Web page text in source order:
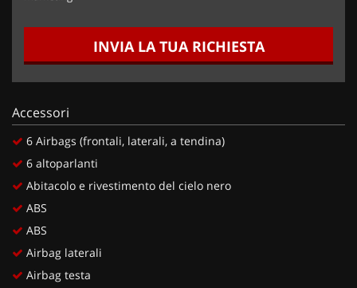
INVIA LA TUA RICHIESTA
Accessori
6 Airbags (frontali, laterali, a tendina)
6 altoparlanti
Abitacolo e rivestimento del cielo nero
ABS
ABS
Airbag laterali
Airbag testa